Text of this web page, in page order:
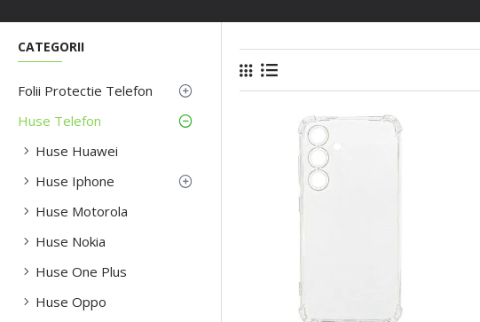
CATEGORII
Folii Protectie Telefon
Huse Telefon
Huse Huawei
Huse Iphone
Huse Motorola
Huse Nokia
Huse One Plus
Huse Oppo